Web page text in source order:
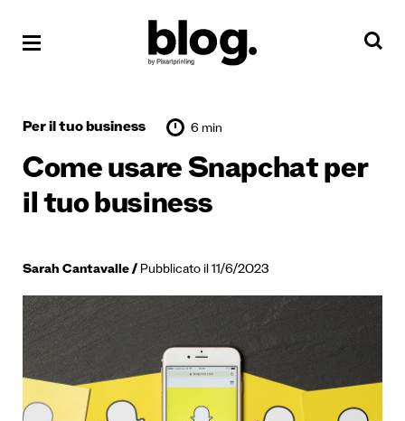
Per il tuo business 6 min
Come usare Snapchat per
il tuo business
Sarah Cantavalle Pubblicato il 11/6/2023